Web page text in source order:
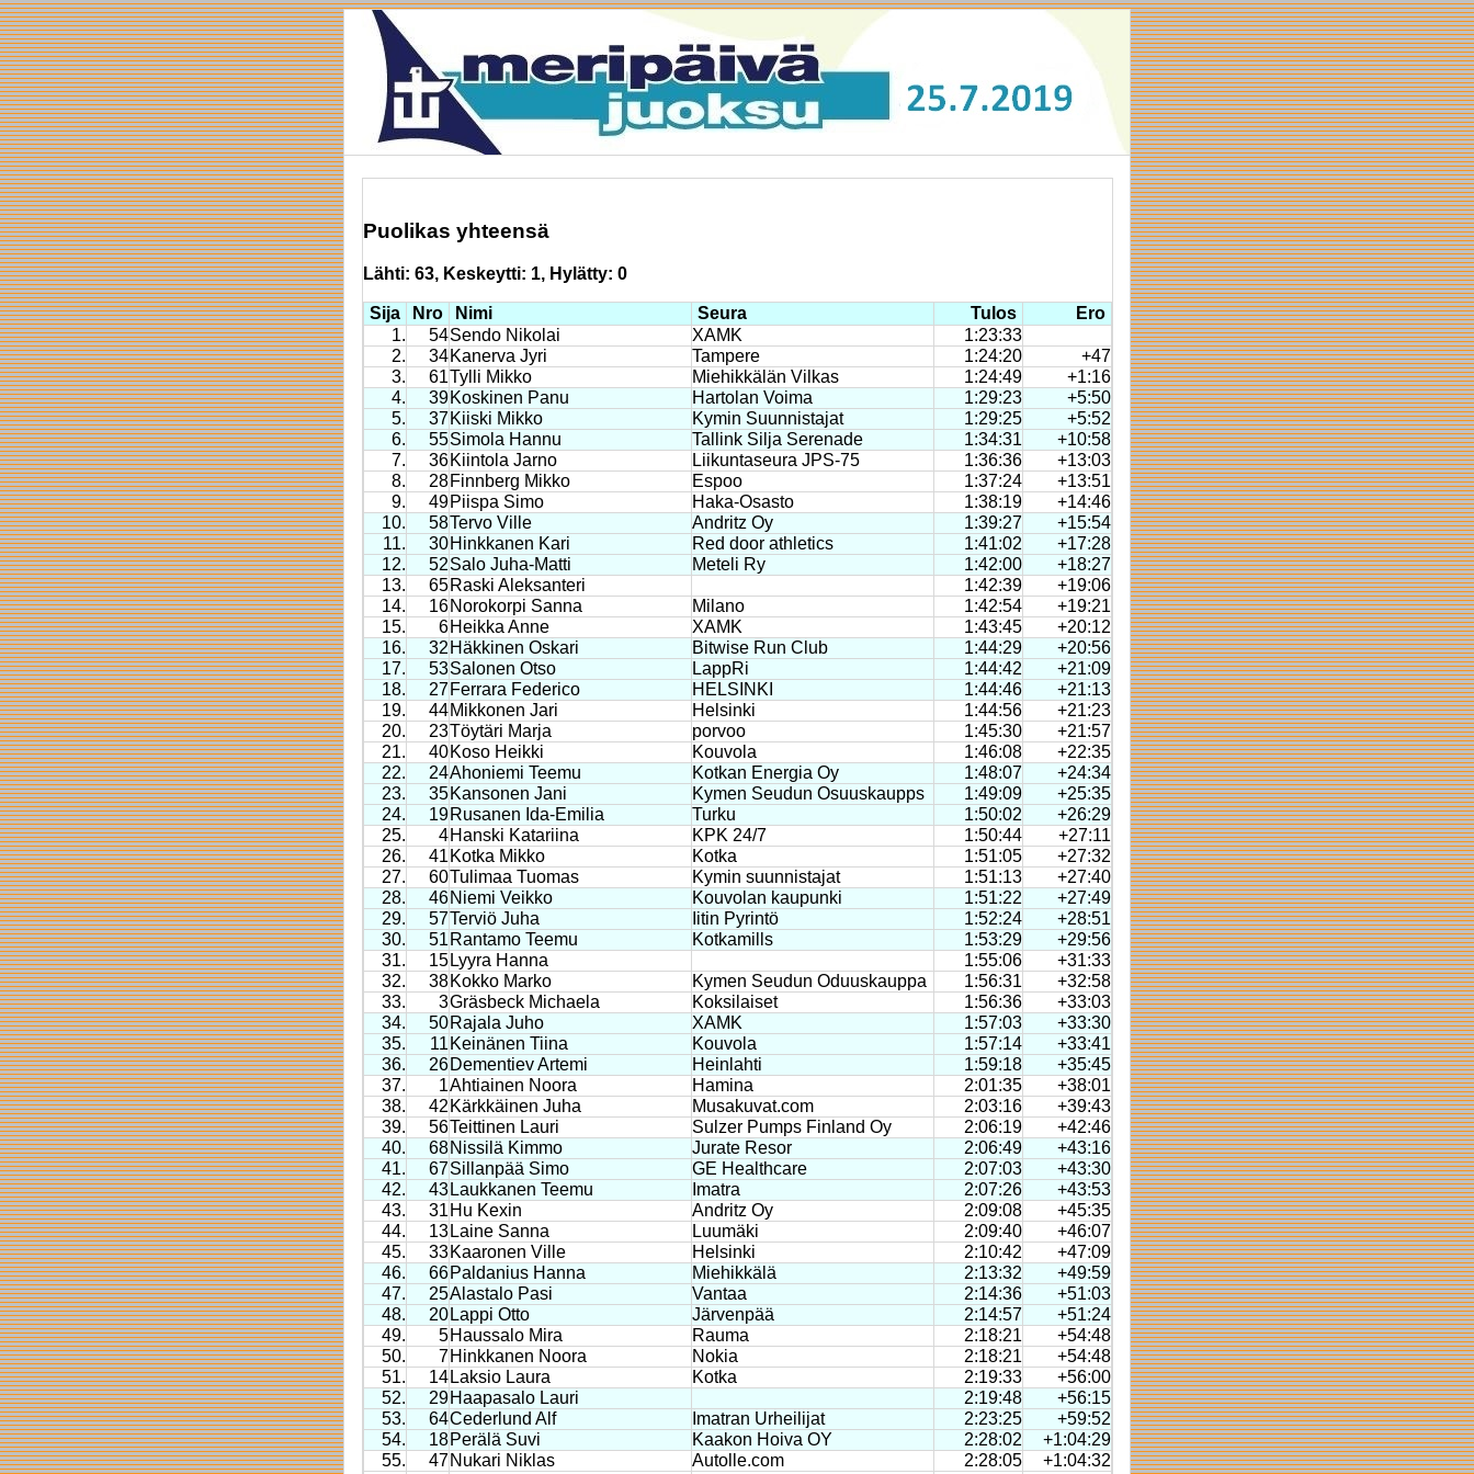
Puolikas yhteensä
Lähti: 63, Keskeytti: 1, Hylätty: 0
Sija Nro Nimi Seura Tulos
Ero
1.
54Sendo Nikolai XAMK
1:23:33
2.
34 Kanerva Jyri Tampere 1:24:20
+47
3.
61Tylli Mikko Miehikkälän Vilkas 1:24:49
+1:16
4.
39 Koskinen Panu Hartolan Voima 1:29:23
+5:50
5.
37 Kiiski Mikko Kymin Suunnistajat 1:29:25
+5:52
6.
55Simola Hannu Tallink Silja Serenade 1:34:31
+10:58
7.
36 Kiintola Jarno Liikuntaseura JPS-75 1:36:36
+13:03
8.
28 Finnberg Mikko Espoo 1:37:24
+13:51
9.
49 Piispa Simo Haka-Osasto 1:38:19
+14:46
10.
58Tervo Ville Andritz Oy 1:39:27
+15:54
11.
30 Hinkkanen Kari Red door athletics 1:41:02
+17:28
12.
52Salo Juha-Matti Meteli Ry 1:42:00
+18:27
13.
65 Raski Aleksanteri 1:42:39
+19:06
14.
16 Norokorpi Sanna Milano 1:42:54
+19:21
15.
6 Heikka Anne XAMK 1:43:45
+20:12
16.
32 Häkkinen Oskari Bitwise Run Club 1:44:29
+20:56
17.
53Salonen Otso LappRi 1:44:42
+21:09
18.
27 Ferrara Federico HELSINKI 1:44:46
+21:13
19.
44 Mikkonen Jari Helsinki 1:44:56
+21:23
20.
23Töytäri Marja porvoo 1:45:30
+21:57
21.
40 Koso Heikki Kouvola 1:46:08
+22:35
22.
24Ahoniemi Teemu Kotkan Energia Oy 1:48:07
+24:34
23.
35 Kansonen Jani Kymen Seudun Osuuskaupps 1:49:09
+25:35
24.
19 Rusanen Ida-Emilia Turku 1:50:02
+26:29
25.
4 Hanski Katariina KPK 24/7 1:50:44
+27:11
26.
41 Kotka Mikko Kotka 1:51:05
+27:32
27.
60Tulimaa Tuomas Kymin suunnistajat 1:51:13
+27:40
28.
46 Niemi Veikko Kouvolan kaupunki 1:51:22
+27:49
29.
57Terviö Juha Iitin Pyrintö 1:52:24
+28:51
30.
51 Rantamo Teemu Kotkamills 1:53:29
+29:56
31.
15 Lyyra Hanna 1:55:06
+31:33
32.
38 Kokko Marko Kymen Seudun Oduuskauppa 1:56:31
+32:58
33.
3Gräsbeck Michaela Koksilaiset 1:56:36
+33:03
34.
50 Rajala Juho XAMK 1:57:03
+33:30
35.
11 Keinänen Tiina Kouvola 1:57:14
+33:41
36.
26 Dementiev Artemi Heinlahti 1:59:18
+35:45
37.
1Ahtiainen Noora Hamina 2:01:35
+38:01
38.
42 Kärkkäinen Juha Musakuvat.com 2:03:16
+39:43
39.
56Teittinen Lauri Sulzer Pumps Finland Oy 2:06:19
+42:46
40.
68 Nissilä Kimmo Jurate Resor 2:06:49
+43:16
41.
67Sillanpää Simo GE Healthcare 2:07:03
+43:30
42.
43 Laukkanen Teemu Imatra 2:07:26
+43:53
43.
31 Hu Kexin Andritz Oy 2:09:08
+45:35
44.
13 Laine Sanna Luumäki 2:09:40
+46:07
45.
33 Kaaronen Ville Helsinki 2:10:42
+47:09
46.
66 Paldanius Hanna Miehikkälä 2:13:32
+49:59
47.
25Alastalo Pasi Vantaa 2:14:36
+51:03
48.
20 Lappi Otto Järvenpää 2:14:57
+51:24
49.
5 Haussalo Mira Rauma 2:18:21
+54:48
50.
7 Hinkkanen Noora Nokia 2:18:21
+54:48
51.
14 Laksio Laura Kotka 2:19:33
+56:00
52.
29 Haapasalo Lauri 2:19:48
+56:15
53.
64Cederlund Alf Imatran Urheilijat 2:23:25
+59:52
54.
18 Perälä Suvi Kaakon Hoiva OY 2:28:02
+1:04:29
55.
47 Nukari Niklas Autolle.com 2:28:05
+1:04:32